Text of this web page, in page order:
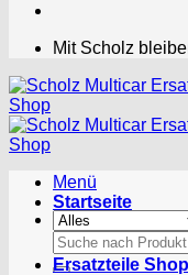
Mit Scholz
Menü
Suchen
nach:
Startseite
Ersatzteile Shop